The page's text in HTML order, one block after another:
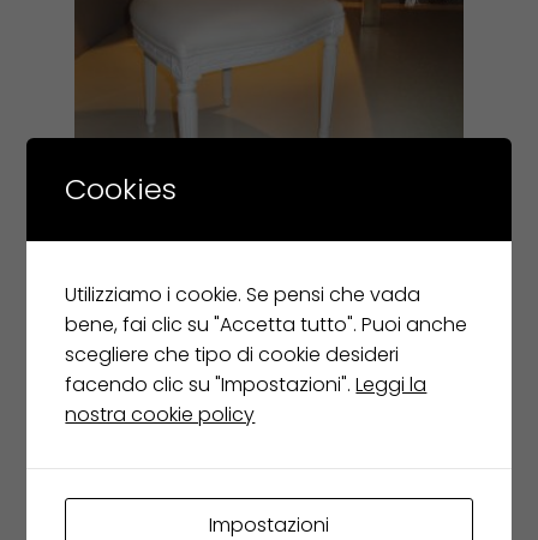
CYRUS COMPANY sedia OVALINA
€ 795,00
Leggi tutto
Cookies
Utilizziamo i cookie. Se pensi che vada
bene, fai clic su "Accetta tutto". Puoi anche
scegliere che tipo di cookie desideri
facendo clic su "Impostazioni".Leggi la
nostra cookie policy
Impostazioni